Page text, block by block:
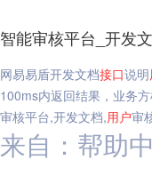
智能审核平台_开发文
网易易盾开发文档接口说明
100ms内返回结果，业务
审核平台,开发文档,用户审
来自：帮助